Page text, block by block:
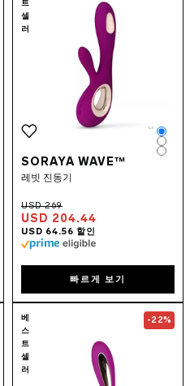
트
셀
러
SORAYA WAVE™
레빗 진동기
USD 204.44
빠르게 보기
Original Go to the
베
스
트
셀
러
-22%